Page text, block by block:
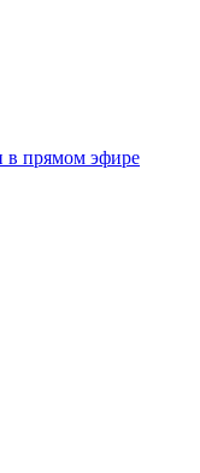
в прямом эфире